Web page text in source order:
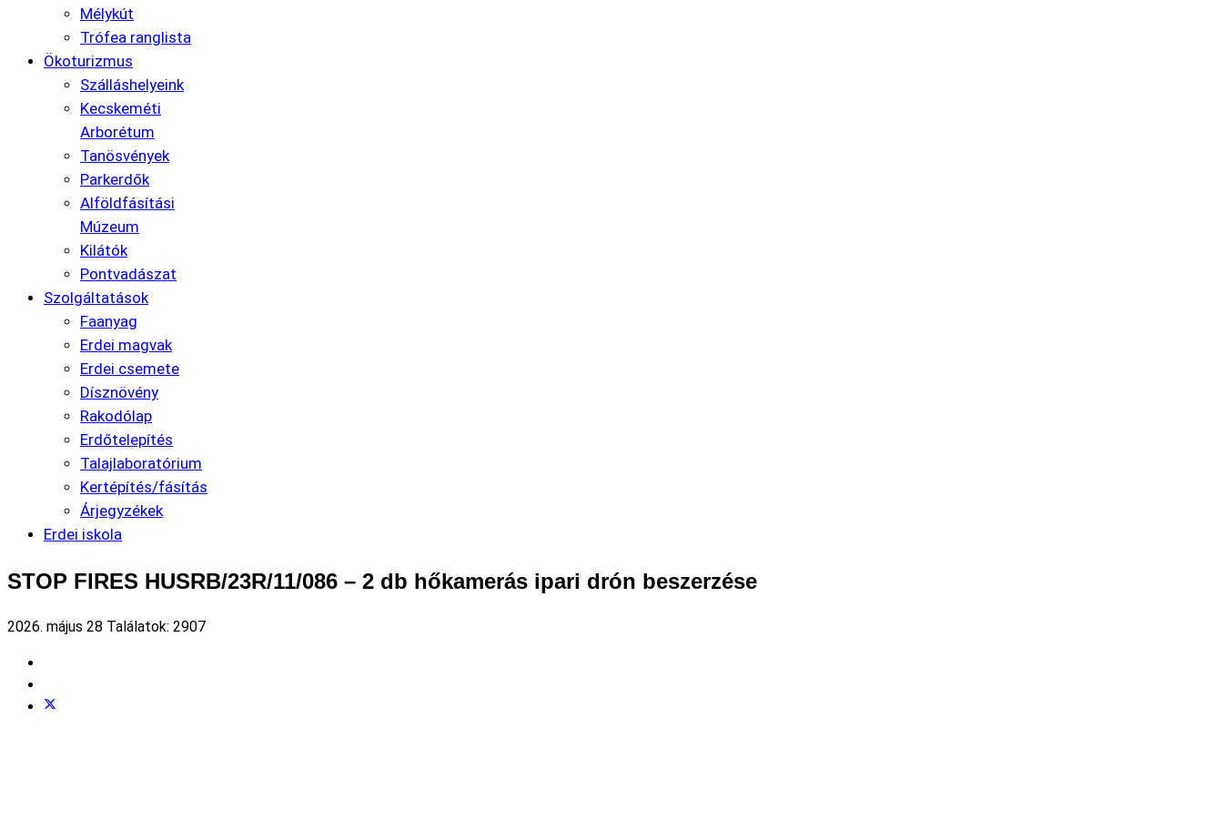
Mélykút
Trófea ranglista
Ökoturizmus
Szálláshelyeink
Kecskeméti
Arborétum
Tanösvények
Parkerdők
Alföldfásítási
Múzeum
Kilátók
Pontvadászat
Szolgáltatások
Faanyag
Erdei magvak
Erdei csemete
Dísznövény
Rakodólap
Erdőtelepítés
Talajlaboratórium
Kertépítés/fásítás
Árjegyzékek
Erdei iskola
STOP FIRES HUSRB/23R/11/086 – 2 db hőkamerás ipari drón beszerzése
2026. május 28 Találatok: 2907